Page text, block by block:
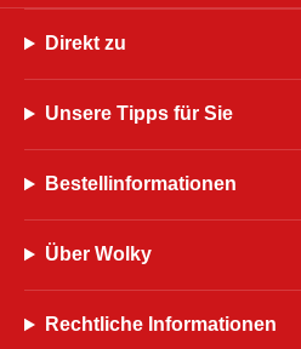
Direkt zu
Unsere Tipps für Sie
Bestellinformationen
Über Wolky
Rechtliche Informationen